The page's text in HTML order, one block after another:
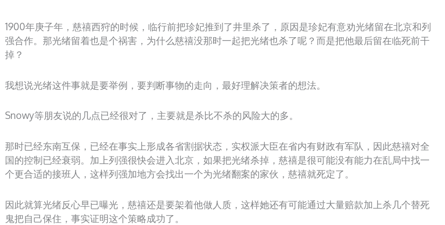
1900年庚子年，慈禧西狩的时候，临行前把珍妃推到了井里杀了，原因是珍妃有意劝光绪留在北京和列
强合作。那光绪留着也是个祸害，为什么慈禧没那时一起把光绪也杀了呢？而是把他最后留在临死前干
掉？
我想说光绪这件事就是要举例，要判断事物的走向，最好理解决策者的想法。
Snowy等朋友说的几点已经很对了，主要就是杀比不杀的风险大的多。
那时已经东南互保，已经在事实上形成各省割据状态，实权派大臣在省内有财政有军队，因此慈禧对全
国的控制已经衰弱。加上列强很快会进入北京，如果把光绪杀掉，慈禧是很可能没有能力在乱局中找一
个更合适的接班人，这样列强加地方会找出一个为光绪翻案的家伙，慈禧就死定了。
因此就算光绪反心早已曝光，慈禧还是要架着他做人质，这样她还有可能通过大量赔款加上杀几个替死
鬼把自己保住，事实证明这个策略成功了。